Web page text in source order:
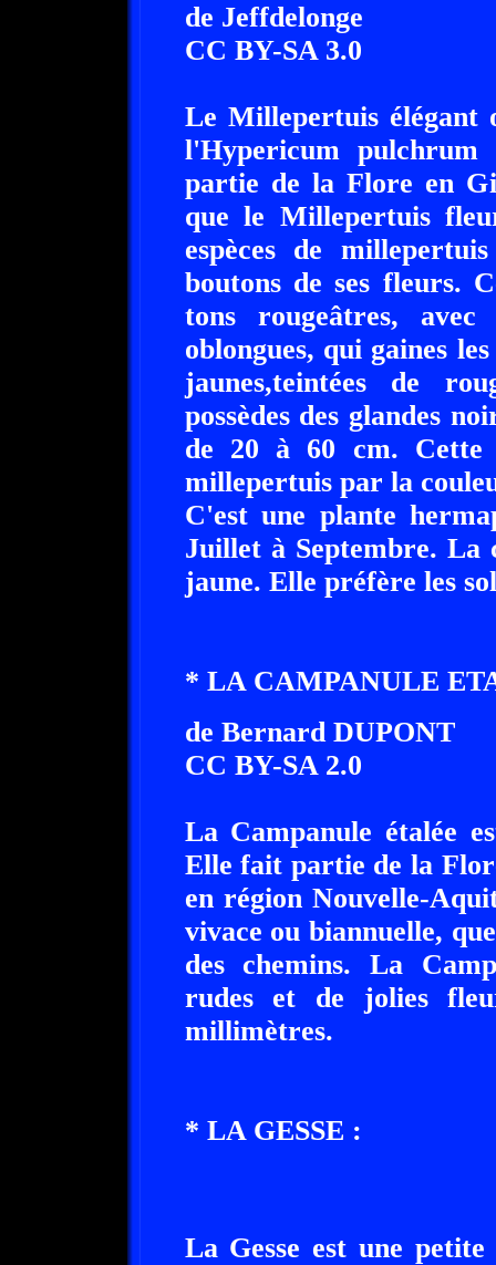
de Jeffdelonge
CC BY-SA 3.0
Le Millepertuis élégant
l'Hypericum
partie de la Flore en
que le Millepertuis
espèces de
boutons de ses fleurs.
tons rougeâtres,
oblongues, qui gaines
jaunes,teintées de
possèdes des glandes
de 20 à 60 cm. Cette
millepertuis par la
C'est une plante
Juillet à Septembre. La
jaune. Elle préfère les
* LA CAMPANULE
de Bernard DUPONT
CC BY-SA 2.0
La Campanule étalée
Elle fait partie de la
en région Nouvelle-
vivace ou biannuelle,
des chemins. La
rudes et de jolies
millimètres.
* LA GESSE :
La Gesse est une